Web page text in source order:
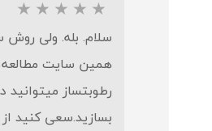
سلام. بله. ولی
همین سایت مطالعه
رطوبتساز میتوانید
بسازید.سعی کنید